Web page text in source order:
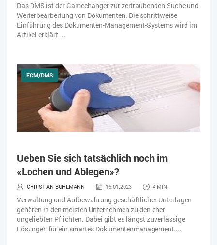
Das DMS ist der Gamechanger zur zeitraubenden Suche und
Weiterbearbeitung von Dokumenten. Die schrittweise
Einführung des Dokumenten-Management-Systems wird im
Artikel erklärt....
ECM/DMS
Ueben Sie sich tatsächlich noch im
«Lochen und Ablegen»?
CHRISTIAN BÜHLMANN 16.01.2023 4 MIN.
Verwaltung und Aufbewahrung geschäftlicher Unterlagen
gehören in den meisten Unternehmen zu den eher
ungeliebten Pflichten. Dabei gibt es längst zuverlässige
Lösungen für ein smartes Dokumentenmanagement....